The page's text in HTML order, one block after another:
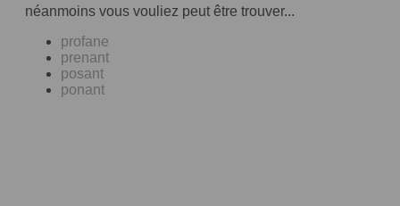
néanmoins vous vouliez peut être trouver...
profane
prenant
posant
ponant